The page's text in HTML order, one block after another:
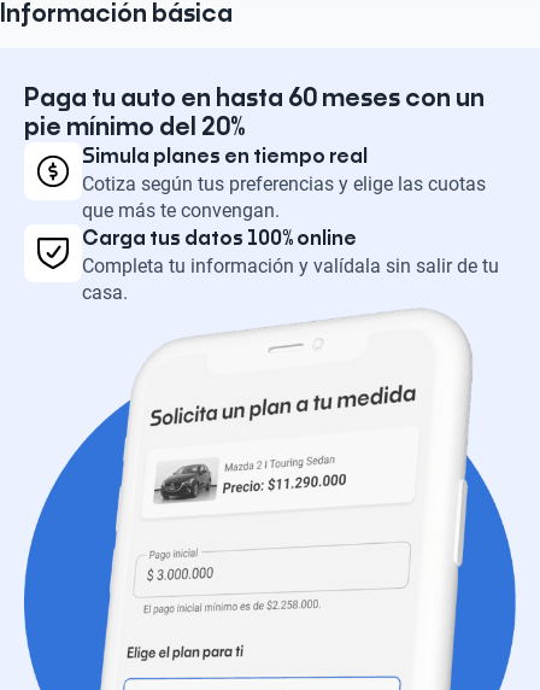
Información básica
Paga tu auto en hasta 60 meses con un
pie mínimo del 20%
Simula planes en tiempo real
Cotiza según tus preferencias y elige las cuotas
que más te convengan.
Carga tus datos 100% online
Completa tu información y valídala sin salir de tu
casa.